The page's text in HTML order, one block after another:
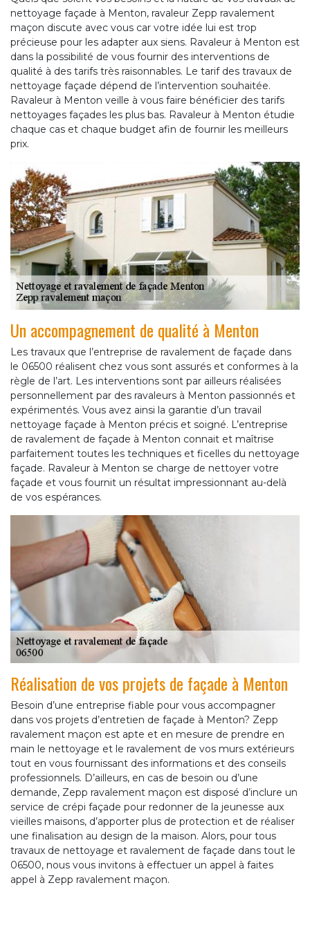
nettoyage façade à Menton, ravaleur Zepp ravalement
maçon discute avec vous car votre idée lui est trop
précieuse pour les adapter aux siens. Ravaleur à Menton est
dans la possibilité de vous fournir des interventions de
qualité à des tarifs très raisonnables. Le tarif des travaux de
nettoyage façade dépend de l’intervention souhaitée.
Ravaleur à Menton veille à vous faire bénéficier des tarifs
nettoyages façades les plus bas. Ravaleur à Menton étudie
chaque cas et chaque budget afin de fournir les meilleurs
prix.
Un accompagnement de qualité à Menton
Les travaux que l’entreprise de ravalement de façade dans
le 06500 réalisent chez vous sont assurés et conformes à la
règle de l’art. Les interventions sont par ailleurs réalisées
personnellement par des ravaleurs à Menton passionnés et
expérimentés. Vous avez ainsi la garantie d’un travail
nettoyage façade à Menton précis et soigné. L’entreprise
de ravalement de façade à Menton connait et maîtrise
parfaitement toutes les techniques et ficelles du nettoyage
façade. Ravaleur à Menton se charge de nettoyer votre
façade et vous fournit un résultat impressionnant au-delà
de vos espérances.
Réalisation de vos projets de façade à Menton
Besoin d’une entreprise fiable pour vous accompagner
dans vos projets d’entretien de façade à Menton? Zepp
ravalement maçon est apte et en mesure de prendre en
main le nettoyage et le ravalement de vos murs extérieurs
tout en vous fournissant des informations et des conseils
professionnels. D’ailleurs, en cas de besoin ou d’une
demande, Zepp ravalement maçon est disposé d’inclure un
service de crépi façade pour redonner de la jeunesse aux
vieilles maisons, d’apporter plus de protection et de réaliser
une finalisation au design de la maison. Alors, pour tous
travaux de nettoyage et ravalement de façade dans tout le
06500, nous vous invitons à effectuer un appel à faites
appel à Zepp ravalement maçon.